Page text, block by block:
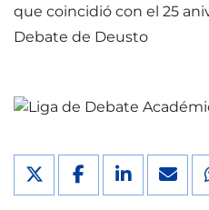
que coincidió con el 25
Debate de Deusto